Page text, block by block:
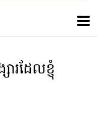
រដែលខ្ញុំ